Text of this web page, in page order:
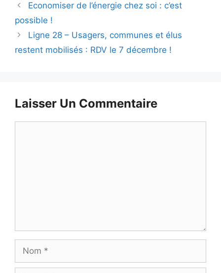
Economiser de l’énergie chez soi : c’est
possible !
Ligne 28 – Usagers, communes et élus
restent mobilisés : RDV le 7 décembre !
Laisser Un Commentaire
Nom